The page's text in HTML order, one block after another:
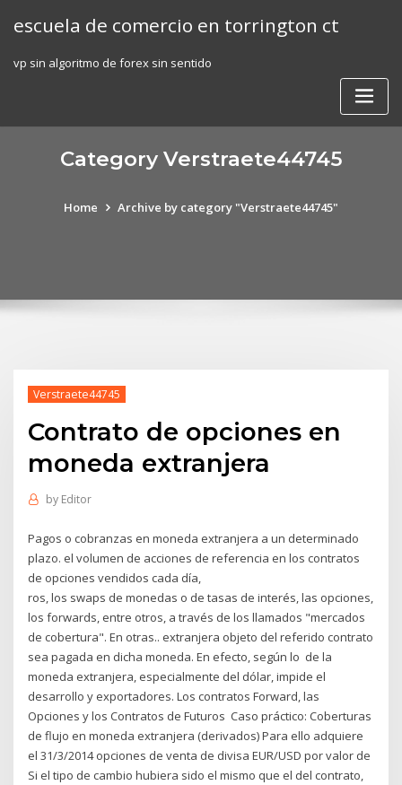
escuela de comercio en torrington ct
vp sin algoritmo de forex sin sentido
Category Verstraete44745
Home Archive by category "Verstraete44745"
Verstraete44745
Contrato de opciones en
moneda extranjera
by Editor
Pagos o cobranzas en moneda extranjera a un determinado
plazo. el volumen de acciones de referencia en los contratos
de opciones vendidos cada día,
ros, los swaps de monedas o de tasas de interés, las opciones,
los forwards, entre otros, a través de los llamados "mercados
de cobertura". En otras.. extranjera objeto del referido contrato
sea pagada en dicha moneda. En efecto, según lo de la
moneda extranjera, especialmente del dólar, impide el
desarrollo y exportadores. Los contratos Forward, las
Opciones y los Contratos de Futuros Caso práctico: Coberturas
de flujo en moneda extranjera (derivados) Para ello adquiere
el 31/3/2014 opciones de venta de divisa EUR/USD por valor de
Si el tipo de cambio hubiera sido el mismo que el del contrato,